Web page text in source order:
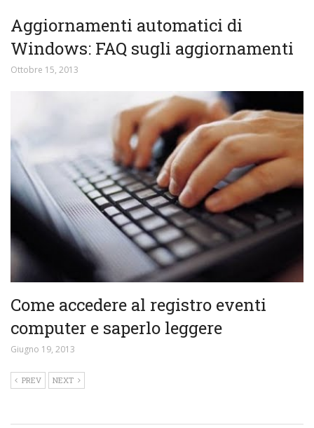
Aggiornamenti automatici di
Windows: FAQ sugli aggiornamenti
Ottobre 15, 2013
Come accedere al registro eventi
computer e saperlo leggere
Giugno 19, 2013
PREV NEXT